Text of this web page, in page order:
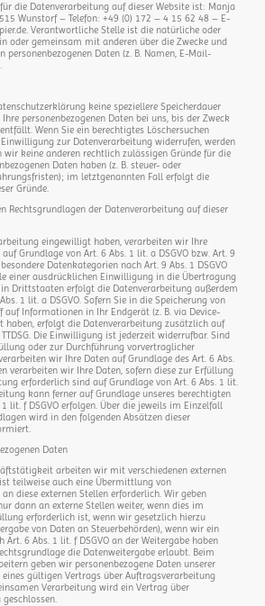
die Datenverarbeitung auf dieser Website ist: Manja
Wunstorf – Telefon: +49 (0) 172 – 4 15 62 48 – E-
Verantwortliche Stelle ist die natürliche oder
oder gemeinsam mit anderen über die Zwecke und
personenbezogenen Daten (z. B. Namen, E-Mail-
keine speziellere Speicherdauer
personenbezogenen Daten bei uns, bis der Zweck
Wenn Sie ein berechtigtes Löschersuchen
zur Datenverarbeitung widerrufen, werden
wir keine anderen rechtlich zulässigen Gründe für die
Daten haben (z. B. steuer- oder
im letztgenannten Fall erfolgt die
Gründe.
Rechtsgrundlagen der Datenverarbeitung auf dieser
eingewilligt haben, verarbeiten wir Ihre
Grundlage von Art. 6 Abs. 1 lit. a DSGVO bzw. Art. 9
Datenkategorien nach Art. 9 Abs. 1 DSGVO
einer ausdrücklichen Einwilligung in die Übertragung
in Drittstaaten erfolgt die Datenverarbeitung außerdem
1 lit. a DSGVO. Sofern Sie in die Speicherung von
auf Informationen in Ihr Endgerät (z. B. via Device-
haben, erfolgt die Datenverarbeitung zusätzlich auf
Die Einwilligung ist jederzeit widerrufbar. Sind
oder zur Durchführung vorvertraglicher
wir Ihre Daten auf Grundlage des Art. 6 Abs.
verarbeiten wir Ihre Daten, sofern diese zur Erfüllung
erforderlich sind auf Grundlage von Art. 6 Abs. 1 lit.
kann ferner auf Grundlage unseres berechtigten
lit. f DSGVO erfolgen. Über die jeweils im Einzelfall
wird in den folgenden Absätzen dieser
Daten
arbeiten wir mit verschiedenen externen
teilweise auch eine Übermittlung von
diese externen Stellen erforderlich. Wir geben
dann an externe Stellen weiter, wenn dies im
erforderlich ist, wenn wir gesetzlich hierzu
von Daten an Steuerbehörden), wenn wir ein
Art. 6 Abs. 1 lit. f DSGVO an der Weitergabe haben
die Datenweitergabe erlaubt. Beim
geben wir personenbezogene Daten unserer
eines gültigen Vertrags über Auftragsverarbeitung
Verarbeitung wird ein Vertrag über